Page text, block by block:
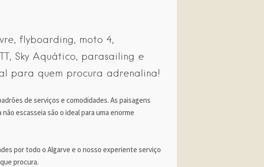
flyboarding, moto 4,
Sky Aquático, parasailing e
para quem procura adrenalina!
de serviços e comodidades. As paisagens
escasseia são o ideal para uma enorme
por todo o Algarve e o nosso experiente serviço
procura.